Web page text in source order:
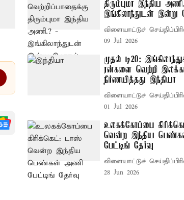
திரும்புமா இந்திய
இங்கிலாந்துடன்
விளையாட்டுச்
09 Jul 2026
முதல் டி20:
ரன்களை வெற்றி
நிர்ணயித்தது இந்தியா
விளையாட்டுச்
01 Jul 2026
உலகக்கோப்பை
வென்ற இந்திய
பேட்டிங் தேர்வு
விளையாட்டுச்
28 Jun 2026